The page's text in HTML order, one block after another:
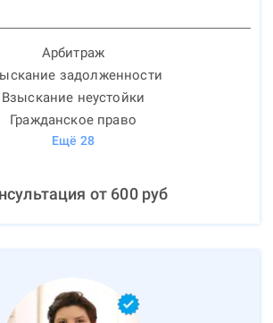
Арбитраж
задолженности
Взыскание неустойки
Гражданское право
Ещё 28
от 600руб